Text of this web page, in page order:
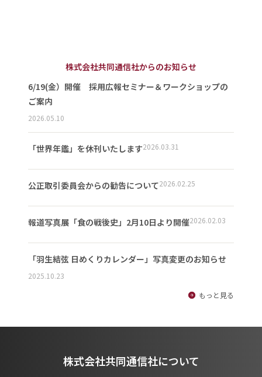
株式会社共同通信社からのお知らせ
6/19(金）開催 採用広報セミナー＆ワークショップの
ご案内
2026.05.10
「世界年鑑」を休刊いたします2026.03.31
公正取引委員会からの勧告について2026.02.25
報道写真展「食の戦後史」2月10日より開催2026.02.03
「羽生結弦 日めくりカレンダー」写真変更のお知らせ
2025.10.23
もっと見る
株式会社共同通信社について